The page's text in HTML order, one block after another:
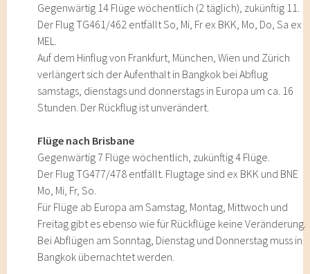
Gegenwärtig 14 Flüge wöchentlich (2 täglich), zukünftig 11.
Der Flug TG461/462 entfällt So, Mi, Fr ex BKK, Mo, Do, Sa ex
MEL.
Auf dem Hinflug von Frankfurt, München, Wien und Zürich
verlängert sich der Aufenthalt in Bangkok bei Abflug
samstags, dienstags und donnerstags in Europa um ca. 16
Stunden. Der Rückflug ist unverändert.
Flüge nach Brisbane
Gegenwärtig 7 Flüge wöchentlich, zukünftig 4 Flüge.
Der Flug TG477/478 entfällt. Flugtage sind ex BKK und BNE
Mo, Mi, Fr, So.
Für Flüge ab Europa am Samstag, Montag, Mittwoch und
Freitag gibt es ebenso wie für Rückflüge keine Veränderung.
Bei Abflügen am Sonntag, Dienstag und Donnerstag muss in
Bangkok übernachtet werden.